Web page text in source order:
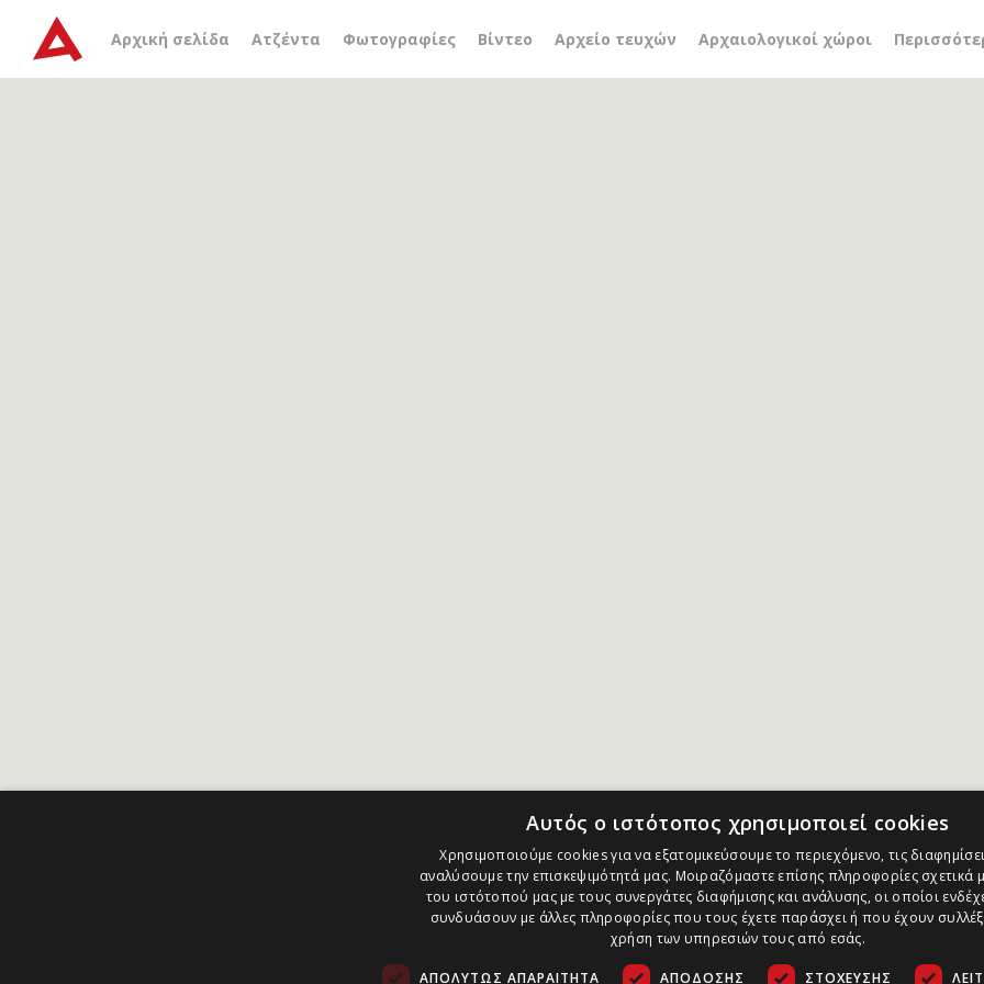
Αρχική σελίδα Ατζέντα Φωτογραφίες Βίντεο Αρχείο τευχών Αρχαιολογικοί χώροι
Αρχείο ετικέτας τάκης τλούπας
Αυτός ο ιστότοπος χρησιμοποιεί cookies
Χρησιμοποιούμε cookies για να εξατομικεύσουμε το περιεχόμενο, τις
αναλύσουμε την επισκεψιμότητά μας. Μοιραζόμαστε επίσης πληροφορίες σχετικά
του ιστότοπού μας με τους συνεργάτες διαφήμισης και ανάλυσης, οι οποίοι
συνδυάσουν με άλλες πληροφορίες που τους έχετε παράσχει ή που έχουν
χρήση των υπηρεσιών τους από εσάς.
ΑΠΟΛΎΤΩΣ ΑΠΑΡΑΊΤΗΤΑ ΑΠΌΔΟΣΗΣ ΣΤΌΧΕΥΣΗΣ